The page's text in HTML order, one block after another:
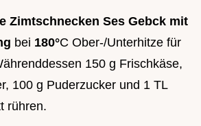
Zimtschnecken Ses Gebck mit
bei 180°C Ober-/Unterhitze für
150 g Frischkäse,
100 g Puderzucker und 1 TL
rühren.